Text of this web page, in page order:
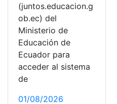
(juntos.educacion.g
ob.ec) del
Ministerio de
Educación de
Ecuador para
acceder al sistema
de
01/08/2026